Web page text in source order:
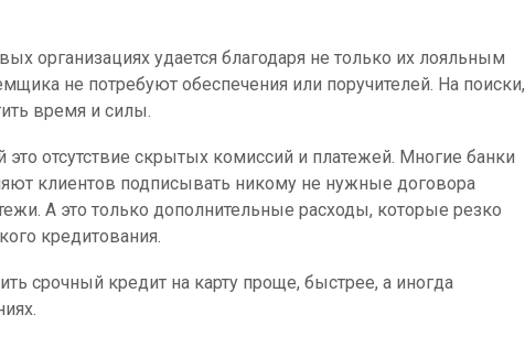
организациях удается благодаря не только их лояльным
не потребуют обеспечения или поручителей. На поиски,
время и силы.
отсутствие скрытых комиссий и платежей. Многие банки
клиентов подписывать никому не нужные договора
А это только дополнительные расходы, которые резко
кредитования.
срочный кредит на карту проще, быстрее, а иногда